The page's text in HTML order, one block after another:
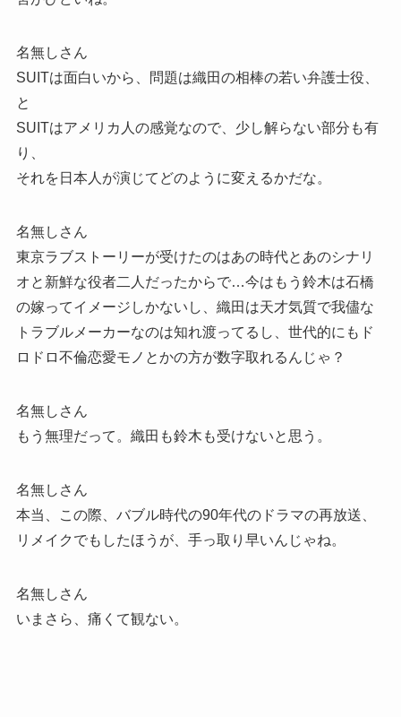
名無しさん
SUITは面白いから、問題は織田の相棒の若い弁護士役、
と
SUITはアメリカ人の感覚なので、少し解らない部分も有
り、
それを日本人が演じてどのように変えるかだな。
名無しさん
東京ラブストーリーが受けたのはあの時代とあのシナリ
オと新鮮な役者二人だったからで…今はもう鈴木は石橋
の嫁ってイメージしかないし、織田は天才気質で我儘な
トラブルメーカーなのは知れ渡ってるし、世代的にもド
ロドロ不倫恋愛モノとかの方が数字取れるんじゃ？
名無しさん
もう無理だって。織田も鈴木も受けないと思う。
名無しさん
本当、この際、バブル時代の90年代のドラマの再放送、
リメイクでもしたほうが、手っ取り早いんじゃね。
名無しさん
いまさら、痛くて観ない。